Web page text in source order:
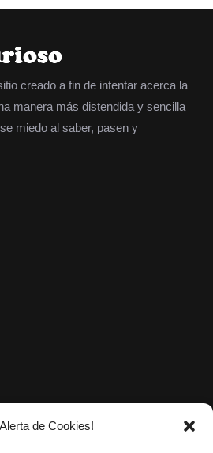
de Cookies!
creado a fin de intentar acerca la
manera más distendida y sencilla
miedo al saber, pasen y